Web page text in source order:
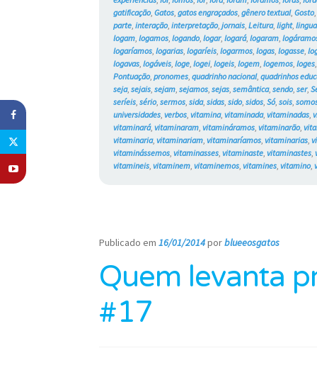
gatificação,Gatos,gatos engraçados,gênero textual,Gosto
parte,interação,interpretação,jornais,Leitura,light,
logam,logamos,logando,logar,logará,logaram,
logaríamos,logarias,logaríeis,logarmos,logas,logasse,
logavas,logáveis,loge,logei,logeis,logem,logemos,loges
Pontuação,pronomes,quadrinho nacional,quadrinhos
seja,sejais,sejam,sejamos,sejas,semântica,sendo,ser,
seríeis,sério,sermos,sida,sidas,sido,sidos,Só,sois,
universidades,verbos,vitamina,vitaminada,vitaminadas,
vitaminará,vitaminaram,vitamináramos,vitaminarão,
vitaminaria,vitaminariam,vitaminaríamos,vitaminarias,
vitaminássemos,vitaminasses,vitaminaste,vitaminastes,
vitamineis,vitaminem,vitaminemos,vitamines,vitamino,
Publicado em16/01/2014porblueeosgatos
Quem levanta
#17